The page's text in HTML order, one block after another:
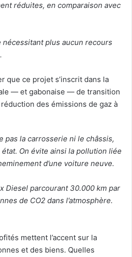
réduites, en comparaison avec
plus aucun recours
que ce projet s’inscrit dans la
— et gabonaise — de transition
des émissions de gaz à
pas la carrosserie ni le châssis,
On évite ainsi la pollution liée
d’une voiture neuve.
Diesel parcourant 30.000 km par
de CO2 dans l’atmosphère.
mettent l’accent sur la
et des biens. Quelles